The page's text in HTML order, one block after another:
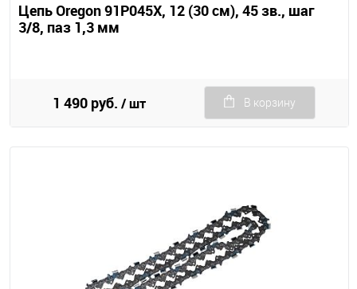
Цепь Oregon 91P045X, 12 (30 см), 45 зв., шаг
3/8, паз 1,3 мм
1 490 руб. / шт В корзину